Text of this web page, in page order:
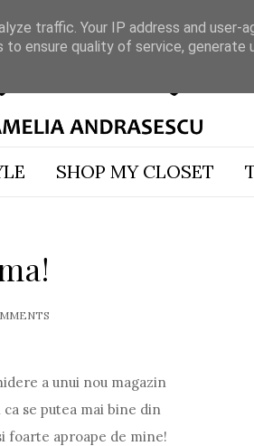
SHOP MY CLOSET
a unui nou magazin
se putea mai bine din
foarte aproape de mine!
traffic. Your IP address and user-
ensure quality of service, generate